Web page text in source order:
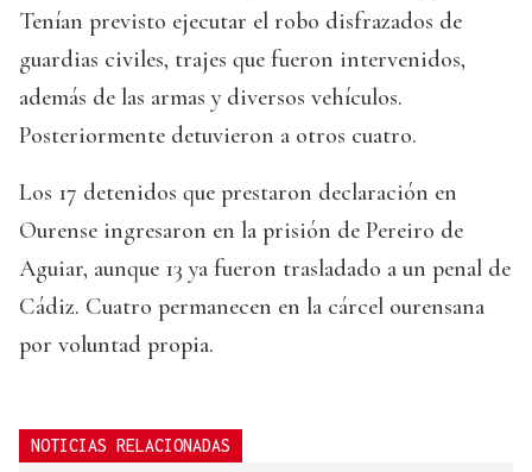
Tenían previsto ejecutar el robo disfrazados de
guardias civiles, trajes que fueron intervenidos,
además de las armas y diversos vehículos.
Posteriormente detuvieron a otros cuatro.
Los 17 detenidos que prestaron declaración en
Ourense ingresaron en la prisión de Pereiro de
Aguiar, aunque 13 ya fueron trasladado a un penal de
Cádiz. Cuatro permanecen en la cárcel ourensana
por voluntad propia.
NOTICIAS RELACIONADAS